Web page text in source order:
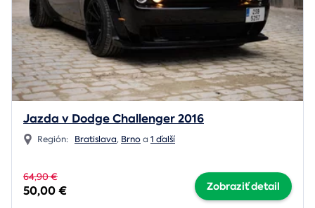
Jazda v Dodge Challenger 2016
Región: Bratislava, Brnoa 1 ďalší
64,90 €
50,00 € Zobraziť detail